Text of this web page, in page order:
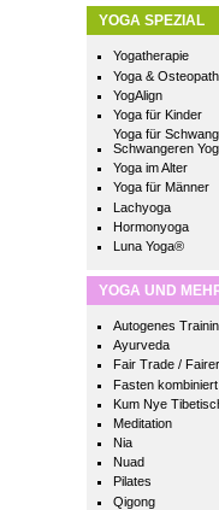
YOGA SPEZIAL
Yogatherapie
Yoga &
YogAlign
Yoga für Kinder
Yoga für
Schwangeren
Yoga im Alter
Yoga für Männer
Lachyoga
Hormonyoga
Luna Yoga®
YOGA UND
Autogenes
Ayurveda
Fair Trade /
Fasten
Kum Nye
Meditation
Nia
Nuad
Pilates
Qigong